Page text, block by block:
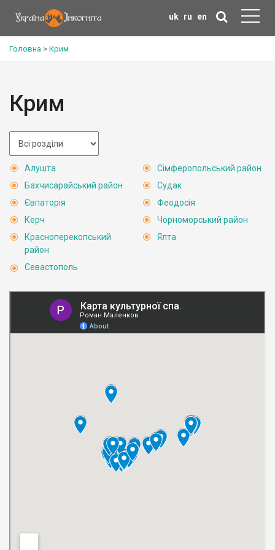
uk ru en
Головна > Крим
Крим
Алушта
Бахчисарайський район
Євпаторія
Керч
Красноперекопський
район
Севастополь
Сімферопольський район
Судак
Феодосія
Чорноморський район
Ялта